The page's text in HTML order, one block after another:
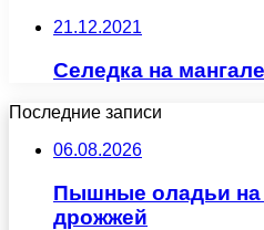
21.12.2021
Селедка на мангале
Последние записи
06.08.2026
Пышные оладьи на
дрожжей